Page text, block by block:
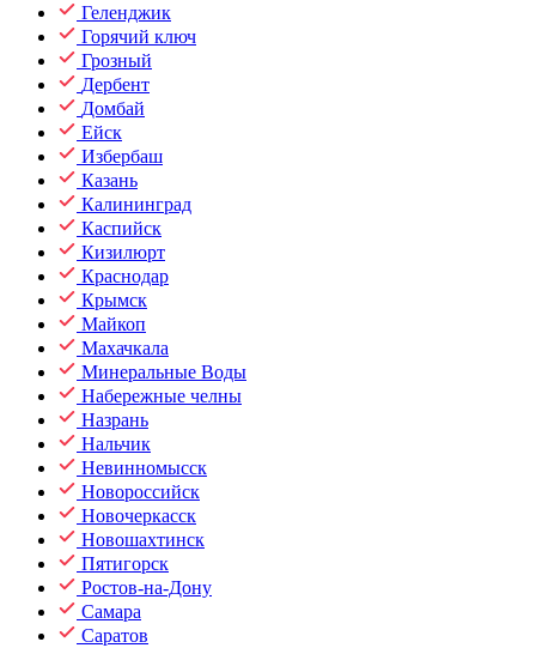
Геленджик
Горячий ключ
Грозный
Дербент
Домбай
Ейск
Избербаш
Казань
Калининград
Каспийск
Кизилюрт
Краснодар
Крымск
Майкоп
Махачкала
Минеральные Воды
Набережные челны
Назрань
Нальчик
Невинномысск
Новороссийск
Новочеркасск
Новошахтинск
Пятигорск
Ростов-на-Дону
Самара
Саратов